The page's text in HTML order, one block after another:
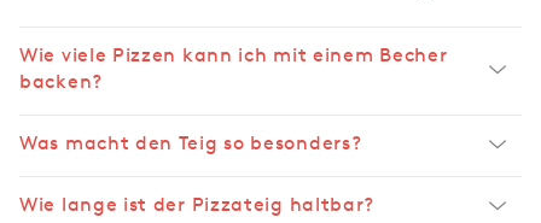
Wie viele Pizzen kann ich mit einem Becher
backen?
Was macht den Teig so besonders?
Wie lange ist der Pizzateig haltbar?